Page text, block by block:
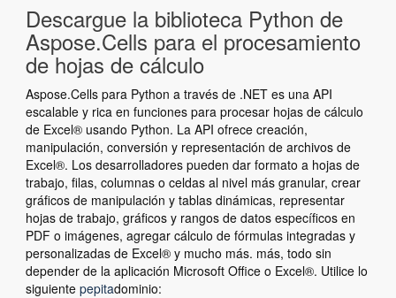
Descargue la biblioteca Python de
Aspose.Cells para el procesamiento
de hojas de cálculo
Aspose.Cells para Python a través de .NET es una API
escalable y rica en funciones para procesar hojas de cálculo
de Excel® usando Python. La API ofrece creación,
manipulación, conversión y representación de archivos de
Excel®. Los desarrolladores pueden dar formato a hojas de
trabajo, filas, columnas o celdas al nivel más granular, crear
gráficos de manipulación y tablas dinámicas, representar
hojas de trabajo, gráficos y rangos de datos específicos en
PDF o imágenes, agregar cálculo de fórmulas integradas y
personalizadas de Excel® y mucho más. más, todo sin
depender de la aplicación Microsoft Office o Excel®. Utilice lo
siguiente pepitadominio: